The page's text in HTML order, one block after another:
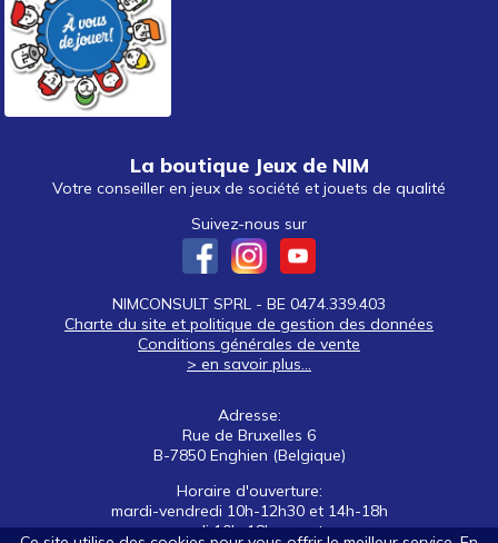
La boutique Jeux de NIM
Votre conseiller en jeux de société et jouets de qualité
Suivez-nous sur
NIMCONSULT SPRL - BE 0474.339.403
Charte du site et politique de gestion des données
Conditions générales de vente
> en savoir plus...
Adresse:
Rue de Bruxelles 6
B-7850 Enghien (Belgique)
Horaire d'ouverture:
mardi-vendredi 10h-12h30 et 14h-18h
samedi 10h-18h non stop